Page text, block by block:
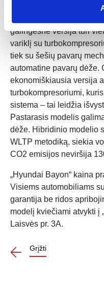
silpniausia versija
galingesnė versija turi
variklį su
tiek su šešių pavarų
automatine pavarų dėže.
ekonomiškiausia versija
turbokompresoriumi,
sistema – tai leidžia
Pastarasis modelis
dėže. Hibridinio modelio
WLTP metodiką, siekia
CO2 emisijos neviršija
„Hyundai Bayon“ kaina
Visiems automobiliams
garantija be ridos
modelį kviečiami atvykti į
Laisvės pr. 3A.
Grįžti